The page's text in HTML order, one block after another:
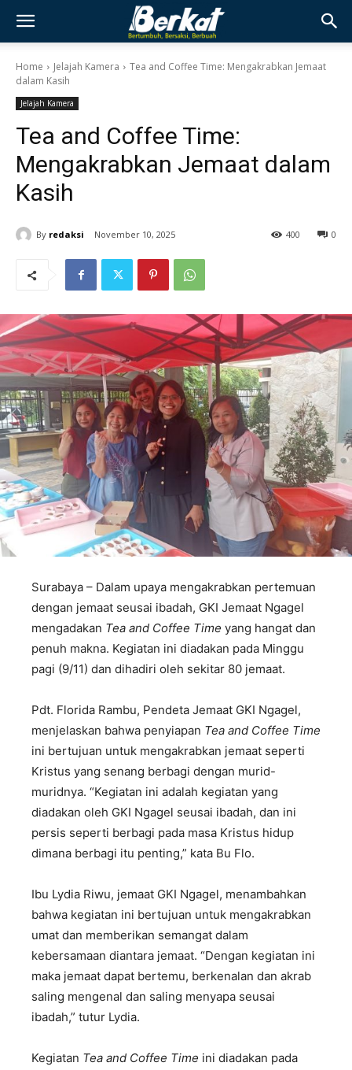
Home Jelajah Kamera
Tea and Coffee Time: Mengakrabkan Jemaat
dalam Kasih
Jelajah Kamera
Tea and Coffee Time:
Mengakrabkan Jemaat dalam
Kasih
By redaksi November 10, 2025 0
400
Surabaya – Dalam upaya mengakrabkan pertemuan
dengan jemaat seusai ibadah, GKI Jemaat Ngagel
mengadakan Tea and Coffee Time yang hangat dan
penuh makna. Kegiatan ini diadakan pada Minggu
pagi (9/11) dan dihadiri oleh sekitar 80 jemaat.
Pdt. Florida Rambu, Pendeta Jemaat GKI Ngagel,
menjelaskan bahwa penyiapan Tea and Coffee Time
ini bertujuan untuk mengakrabkan jemaat seperti
Kristus yang senang berbagi dengan murid-
muridnya. “Kegiatan ini adalah kegiatan yang
diadakan oleh GKI Ngagel seusai ibadah, dan ini
persis seperti berbagi pada masa Kristus hidup
dimana berbagi itu penting,” kata Bu Flo.
Ibu Lydia Riwu, jemaat GKI Ngagel, menambahkan
bahwa kegiatan ini bertujuan untuk mengakrabkan
umat dan memberikan semangat dalam
kebersamaan diantara jemaat. “Dengan kegiatan ini
maka jemaat dapat bertemu, berkenalan dan akrab
saling mengenal dan saling menyapa seusai
ibadah,” tutur Lydia.
Kegiatan Tea and Coffee Time ini diadakan pada